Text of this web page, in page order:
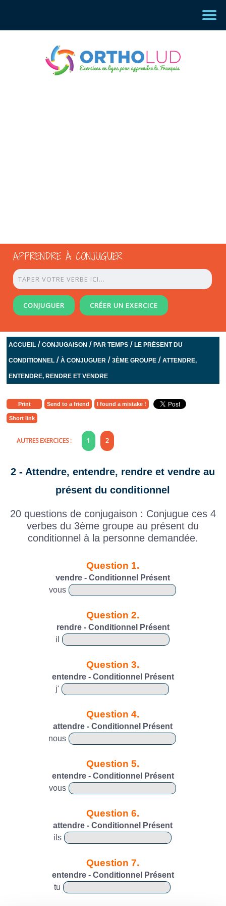
APPRENDRE À CONJUGUER
CONJUGUER CRÉER UN EXERCICE
ACCUEIL /CONJUGAISON /PAR TEMPS /LE PRÉSENT DU
CONDITIONNEL /À CONJUGUER /3ÈME GROUPE /ATTENDRE,
ENTENDRE, RENDRE ET VENDRE
Print Send to a friend I found a mistake !
Short link
AUTRES EXERCICES : 1 2
2 - Attendre, entendre, rendre et vendre au
présent du conditionnel
20 questions de conjugaison : Conjugue ces 4
verbes du 3ème groupe au présent du
conditionnel à la personne demandée.
Question 1.
vendre - Conditionnel Présent
vous
Question 2.
rendre - Conditionnel Présent
il
Question 3.
entendre - Conditionnel Présent
j'
Question 4.
attendre - Conditionnel Présent
nous
Question 5.
entendre - Conditionnel Présent
vous
Question 6.
attendre - Conditionnel Présent
ils
Question 7.
entendre - Conditionnel Présent
tu